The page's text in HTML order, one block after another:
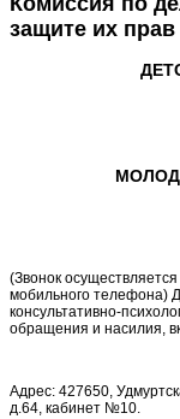
защите их
(Звонок
мобильного телефона)
консультативно-
обращения и насилия,
Адрес: 427650,
д.64, кабинет №10.